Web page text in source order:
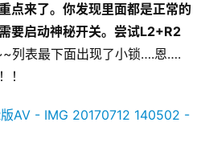
点来了。你发现里面都是正常的
要启动神秘开关。尝试L2+R2
列表最下面出现了小锁….恩….
！